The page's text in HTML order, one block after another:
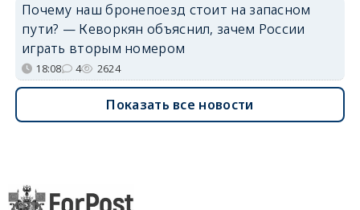
Почему наш бронепоезд стоит на запасном
пути? — Кеворкян объяснил, зачем России
играть вторым номером
18:08 4 2624
Показать все новости